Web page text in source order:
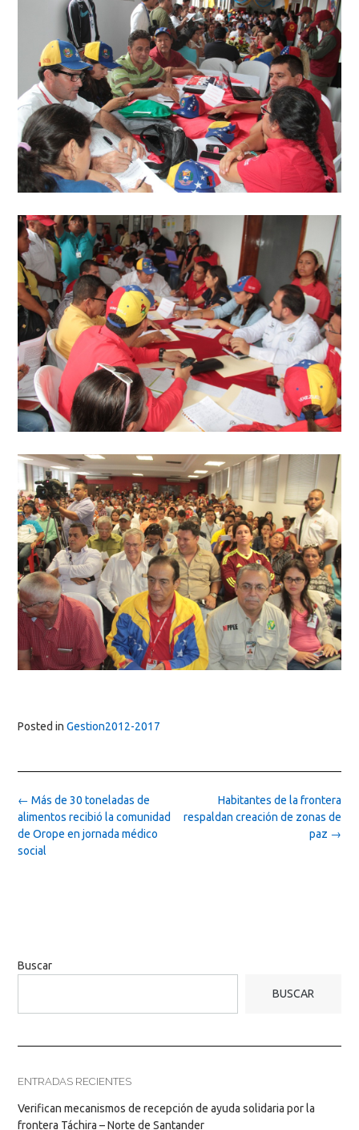
Posted in Gestion2012-2017
Post
navigation
Habitantes de la frontera
respaldan creación de zonas de
paz →
← Más de 30 toneladas de
alimentos recibió la comunidad
de Orope en jornada médico
social
Buscar
BUSCAR
ENTRADAS RECIENTES
Verifican mecanismos de recepción de ayuda solidaria por la
frontera Táchira – Norte de Santander